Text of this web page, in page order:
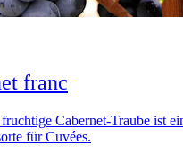
franc
Cabernet-Traube ist
für Cuvées.